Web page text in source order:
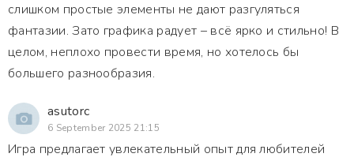
слишком простые элементы не дают разгуляться
фантазии. Зато графика радует – всё ярко и стильно! В
целом, неплохо провести время, но хотелось бы
большего разнообразия.
asutorc
6 September 2025 21:15
Игра предлагает увлекательный опыт для любителей